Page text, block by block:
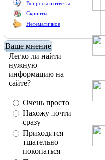
Вопросы и ответы
Скрипты
Нетематичное
Ваше мнение
Легко ли найти
нужную
информацию на
сайте?
Очень просто
Нахожу почти
сразу
Приходится
тщательно
покопаться